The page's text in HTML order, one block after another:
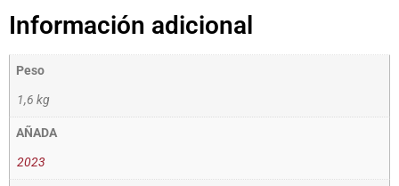
Información adicional
Peso
1,6 kg
AÑADA
2023